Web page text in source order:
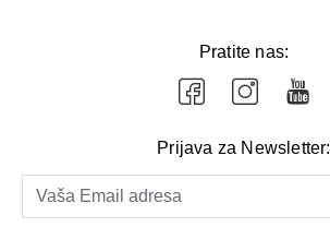
Pratite nas:
Prijava za Newsletter: